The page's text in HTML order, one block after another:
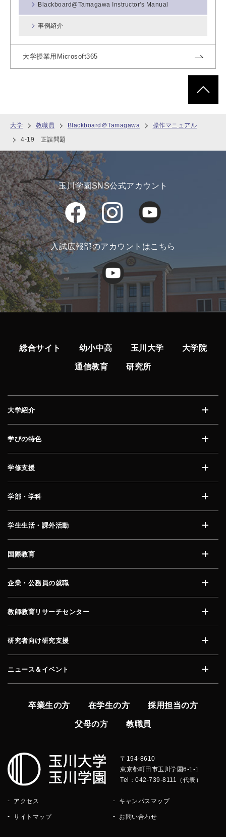
大学 教職員 Blackboard＠Tamagawa
操作マニュアル
4-19 正誤問題
Blackboard@Tamagawa Instructor's Manual
事例紹介
大学授業用Microsoft365
玉川学園SNS公式アカウント
入試広報部のアカウントはこちら
総合サイト 幼小中高 玉川大学 大学院
通信教育 研究所
大学紹介
学びの特色
学修支援
学部・学科
学生生活・課外活動
国際教育
企業・公務員の就職
教師教育リサーチセンター
研究者向け研究支援
ニュース＆イベント
卒業生の方 在学生の方 採用担当の方
父母の方 教職員
〒194-8610
東京都町田市玉川学園6-1-1
Tel：042-739-8111（代表）
アクセス キャンパスマップ
サイトマップ お問い合わせ